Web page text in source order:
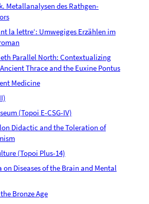
Metallanalysen des Rathgen-
la lettre‘: Umwegiges Erzählen im
Parallel North: Contextualizing
Thrace and the Euxine Pontus
Medicine
(Topoi E-CSG-IV)
Didactic and the Toleration of
(Topoi Plus-14)
on Diseases of the Brain and Mental
Bronze Age